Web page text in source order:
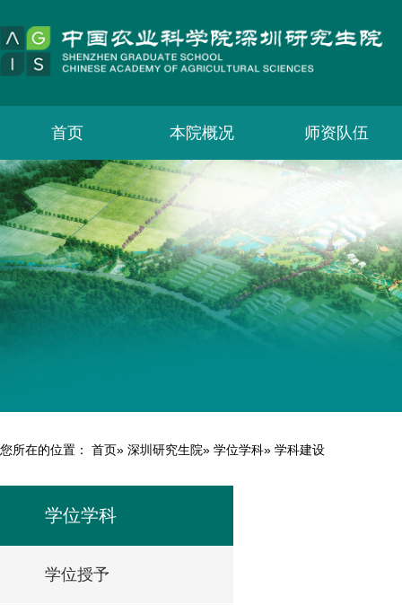
首页 本院概况 师资队伍
您所在的位置： 首页» 深圳研究生院» 学位学科» 学科建设
学位学科
学位授予